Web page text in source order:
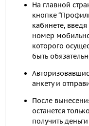
На главной
кнопке
кабинете,
номер
которого
быть
анкету и
После
останется
получить